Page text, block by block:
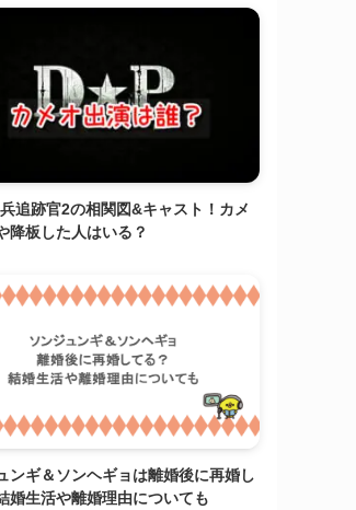
追跡官2の相関図&キャスト！カメ
降板した人はいる？
ンギ＆ソンヘギョは離婚後に再婚し
婚生活や離婚理由についても